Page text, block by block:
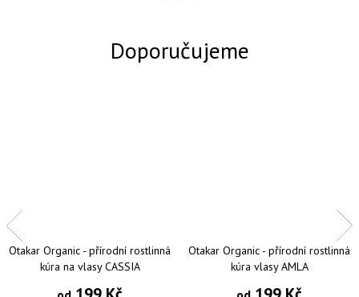
Otakar Organic - přírodní rostlinná
kúra na vlasy CASSIA
Otakar Organic - přírodní rostlinná
kúra vlasy AMLA